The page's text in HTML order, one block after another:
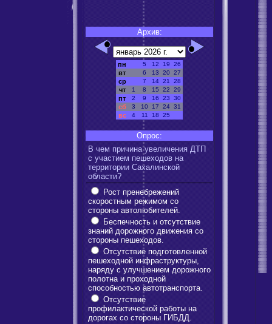
Архив:
пн 5 12 19 26
вт 6 13 20 27
ср 7 14 21 28
чт 1 8 15 22 29
пт 2 9 16 23 30
сб 3 10 17 24 31
вс 4 11 18 25
Опрос:
В чем причина увеличения ДТП
с участием пешеходов на
территории Сахалинской
области?
Рост пренебрежений
скоростным режимом со
стороны автолюбителей.
Беспечность и отсутствие
знаний дорожного движения со
стороны пешеходов.
Отсутствие подготовленной
пешеходной инфраструктуры,
наряду с улучшением дорожного
полотна и проходной
способностью автотранспорта.
Отсутствие
профилактической работы на
дорогах со стороны ГИБДД.